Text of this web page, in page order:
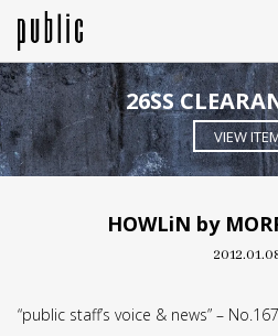
26SS
VIEW
HOWLiN by
“public staff’s voice & news” –